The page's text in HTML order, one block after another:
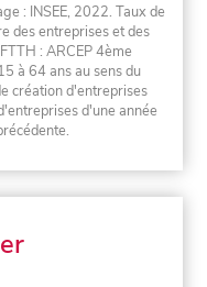
: INSEE, 2022. Taux de
des entreprises et des
: ARCEP 4ème
à 64 ans au sens du
création d'entreprises
d'une année